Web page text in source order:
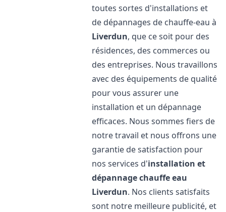
toutes sortes d'installations et
de dépannages de chauffe-eau à
Liverdun, que ce soit pour des
résidences, des commerces ou
des entreprises. Nous travaillons
avec des équipements de qualité
pour vous assurer une
installation et un dépannage
efficaces. Nous sommes fiers de
notre travail et nous offrons une
garantie de satisfaction pour
nos services d'installation et
dépannage chauffe eau
Liverdun. Nos clients satisfaits
sont notre meilleure publicité, et